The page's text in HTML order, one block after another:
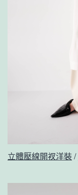
立體壓線開衩洋裝/